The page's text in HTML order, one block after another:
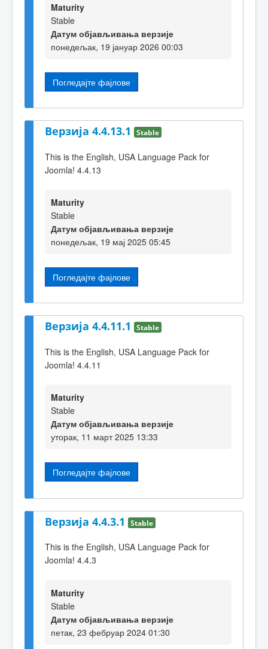
Maturity
Stable
Датум објављивања верзије
понедељак, 19 јануар 2026 00:03
Погледајте фајлове
Верзија 4.4.13.1 Stable
This is the English, USA Language Pack for
Joomla! 4.4.13
Maturity
Stable
Датум објављивања верзије
понедељак, 19 мај 2025 05:45
Погледајте фајлове
Верзија 4.4.11.1 Stable
This is the English, USA Language Pack for
Joomla! 4.4.11
Maturity
Stable
Датум објављивања верзије
уторак, 11 март 2025 13:33
Погледајте фајлове
Верзија 4.4.3.1 Stable
This is the English, USA Language Pack for
Joomla! 4.4.3
Maturity
Stable
Датум објављивања верзије
петак, 23 фебруар 2024 01:30